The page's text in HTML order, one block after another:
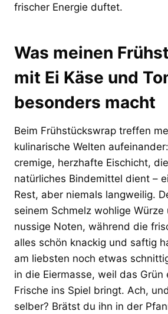
frischer Energie duftet.
Was meinen
mit Ei Käse und
besonders macht
Beim Frühstückswrap treffen
kulinarische Welten
cremige, herzhafte Eischicht,
natürliches Bindemittel dient –
Rest, aber niemals langweilig.
seinem Schmelz wohlige
nussige Noten, während die
alles schön knackig und saftig
am liebsten noch etwas
in die Eiermasse, weil das Grün
Frische ins Spiel bringt. Ach,
selber? Brätst du ihn in der